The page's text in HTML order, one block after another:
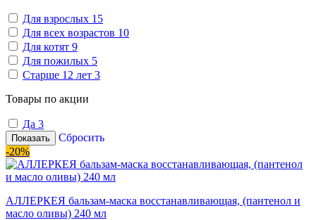
Для взрослых 15
Для всех возрастов 10
Для котят 9
Для пожилых 5
Старше 12 лет 3
Товары по акции
Да 3
Показать
Сбросить
-20%
АЛЛЕРКЕЯ бальзам-маска восстанавливающая, (пантенол и
масло оливы) 240 мл